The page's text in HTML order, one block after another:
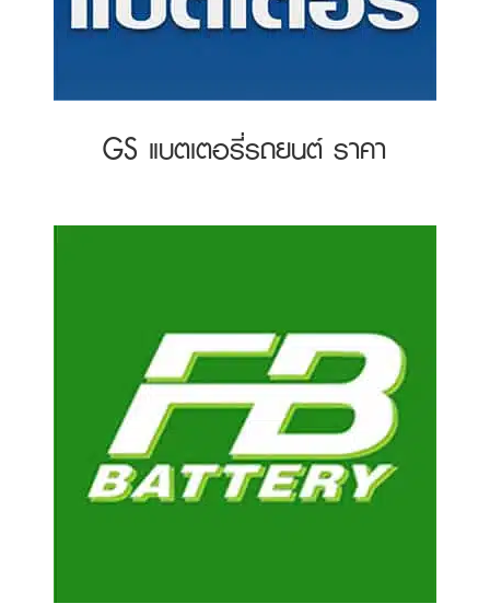
GS แบตเตอรี่รถยนต์ ราคา